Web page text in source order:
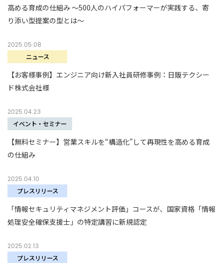
高める育成の仕組み ～500人のハイパフォーマーが実践する、寄
り添い型提案の型とは～
2025.05.08
ニュース
【お客様事例】エンジニア向け新入社員研修事例：日販テクシー
ド株式会社様
2025.04.23
イベント・セミナー
【無料セミナー】営業スキルを“構造化”して再現性を高める育成
の仕組み
2025.04.10
プレスリリース
「情報セキュリティマネジメント評価」コースが、国家資格「情報
処理安全確保支援士」の特定講習に新規認定
2025.02.13
プレスリリース